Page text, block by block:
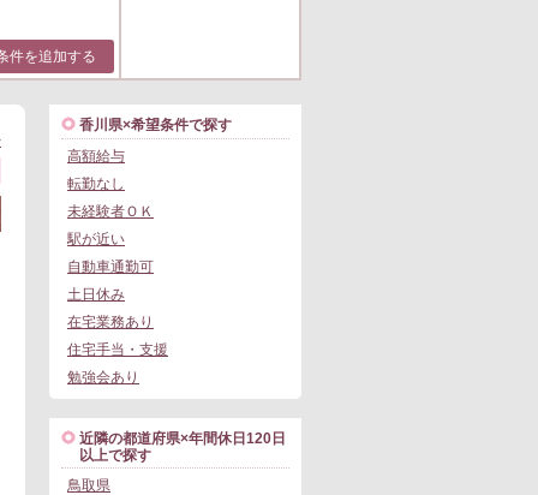
件を追加する
香川県×希望条件で探す
高額給与
転勤なし
未経験者ＯＫ
駅が近い
自動車通勤可
土日休み
在宅業務あり
住宅手当・支援
勉強会あり
近隣の都道府県×年間休日120日
以上で探す
鳥取県